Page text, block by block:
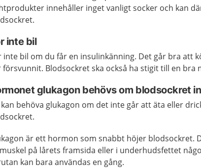
innehåller inget vanligt socker och kan
inte bil
inte bil om du får en insulinkänning. Det går bra att
försvunnit. Blodsockret ska också ha stigit till en bra
glukagon behövs om blodsockret
behöva glukagon om det inte går att äta eller
är ett hormon som snabbt höjer blodsockret.
på lårets framsida eller i underhudsfettet
kan bara användas en gång.